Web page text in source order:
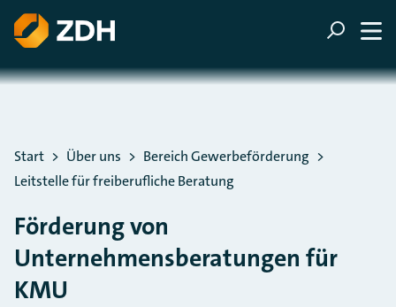
ZUM HAUPTINHALT SPRINGEN
ZUR SUCHE SPRINGEN
Sie befinden sich hier:
Start Über uns
Bereich Gewerbeförderung
Leitstelle für freiberufliche Beratung
Förderung von
Unternehmensberatungen für
KMU